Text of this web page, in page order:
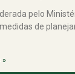
pelo
de
»